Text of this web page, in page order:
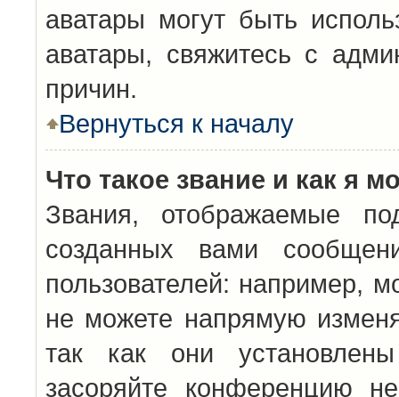
аватары могут быть
аватары, свяжитесь с
причин.
Вернуться к началу
Что такое звание и как я
Звания, отображаемые
созданных вами
пользователей: например,
не можете напрямую
так как они
засоряйте конференцию